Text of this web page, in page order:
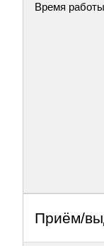
Время работы
Приём/